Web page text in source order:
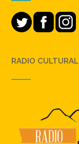
RADIO CULTURAL